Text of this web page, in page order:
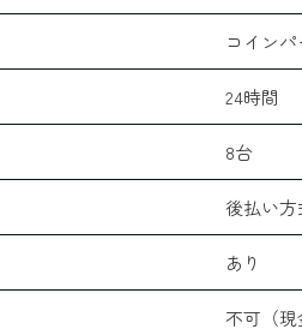
コイン
24時間
8台
後払い方
あり
不可（現